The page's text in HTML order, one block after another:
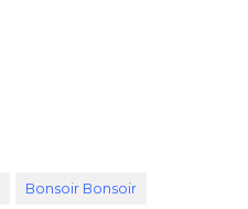
Bonsoir Bonsoir